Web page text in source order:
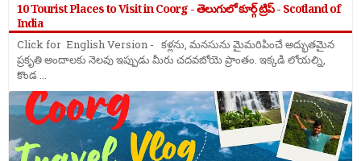
10 Tourist Places to Visit in Coorg - తెలుగులో కూర్గ్ ట్రిప్ - Scotland of
India
Click for English Version - కళ్లను, మనసును మైమరిపించే అద్భుతమైన
ప్రకృతి అందాలకు నెలవు ఇప్పుడు మీరు చదవబోయె ప్రాంతం. ఇక్కడి లోయల్ని,
కొండ ...